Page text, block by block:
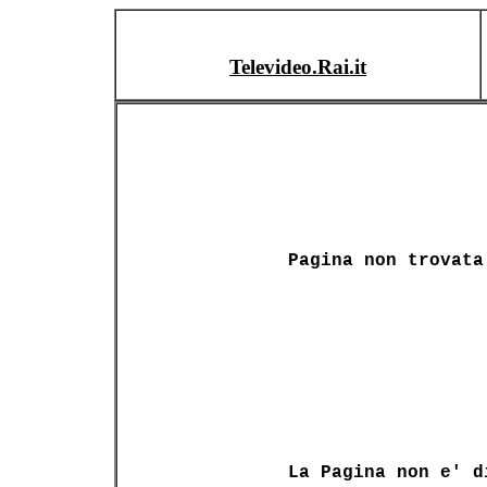
Televideo.Rai.it
Pagina non trovata
La Pagina non e'